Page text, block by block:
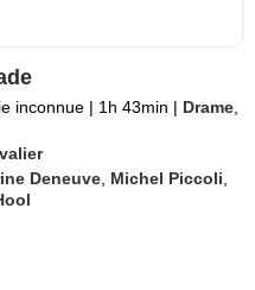
inconnue | 1h 43min | Drame
Deneuve Michel Piccoli